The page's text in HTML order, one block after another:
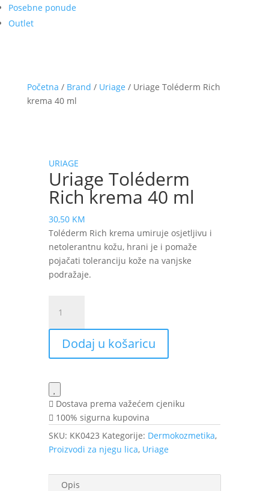
Posebne ponude
Outlet
Početna / Brand / Uriage / Uriage Toléderm Rich
krema 40 ml
URIAGE
Uriage Toléderm
Rich krema 40 ml
30,50 KM
Toléderm Rich krema umiruje osjetljivu i
netolerantnu kožu, hrani je i pomaže
pojačati toleranciju kože na vanjske
podražaje.
Toléderm
Rich
krema
40
količina
Dodaj u košaricu
Dostava prema važećem cjeniku
100% sigurna kupovina
SKU: KK0423 Kategorije: Dermokozmetika,
Proizvodi za njegu lica, Uriage
Opis